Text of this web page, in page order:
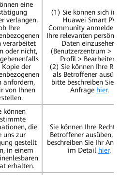
eine
verlangen,
Ihre
verarbeitet
oder nicht,
Kopie der
anfordern,
von Ihnen
(1) Sie können sich in
Huawei Smart PV
Community anmelden,
Ihre relevanten
Daten einzusehen.
(Benutzerzentrum >
Profil > Bearbeiten)
(2) Sie können Ihre
als Betroffener
bitte beschreiben Sie
Anfrage hier.
können
die
uns zur
gestellt
in einem
erhalten.
Sie können Ihre Rechte
Betroffener ausüben,
beschreiben Sie Ihr
im Detail hier.